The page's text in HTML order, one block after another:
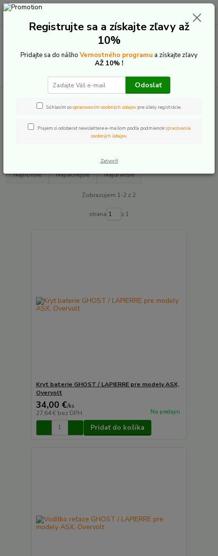
+421 907 20 22 33
0,00 €
Ghost
Najnovšie Najlacnejšie Najdrahšie
Zobrazujem 1-2 z 2
strana z 1
Kryt baterie GHOST / LAPIERRE pre modely ASX,
Overvolt
34,00 €/ks
27,64 € bez DPH Na predajni
Pridať do košíka
Registrujte sa a získajte zľavy až
10%
Pridajte sa do nášho Vernostného programu a získajte zľavy
AŽ 10% !
Odoslať
Súhlasím sospracovaním osobných údajov pre účely registrácie.
Prajem si odoberať newslettere e-mailom podľa podmienokspracovania
osobných údajov.
Zatvoriť